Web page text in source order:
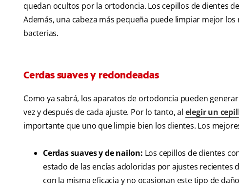
quedan ocultos por la ortodoncia. Los cepillos de dientes
Además, una cabeza más pequeña puede limpiar mejor
bacterias.
Cerdas suaves y redondeadas
Como ya sabrá, los aparatos de ortodoncia pueden
vez y después de cada ajuste. Por lo tanto, al elegir un
importante que uno que limpie bien los dientes. Los
Cerdas suaves y de nailon: Los cepillos de dientes
estado de las encías adoloridas por ajustes recientes
con la misma eficacia y no ocasionan este tipo de